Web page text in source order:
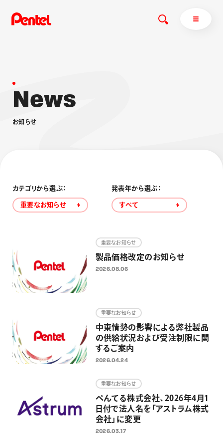
商品を探す
ブラッシュ（筆）
採用情報
運営会社
News
お知 らせ
カテゴリから選ぶ：
重要なお知らせ
発表年から選ぶ：
すべて
重要なお知らせ
製品価格改定のお知らせ
2026.08.06
重要なお知らせ
中東情勢の影響による弊社製品
の供給状況および受注制限に関
するご案内
2026.04.24
重要なお知らせ
ぺんてる株式会社、2026年4月1
日付で法人名を「アストラム株式
会社」に変更
2026.03.17